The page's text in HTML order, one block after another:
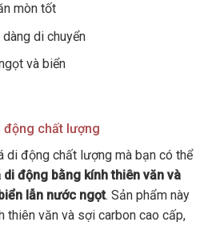
mòn tốt
di chuyển
và biển
động chất lượng
di động chất lượng mà bạn có thể
di động bằng kính thiên văn và
lẫn nước ngọt. Sản phẩm này
thiên văn và sợi carbon cao cấp,